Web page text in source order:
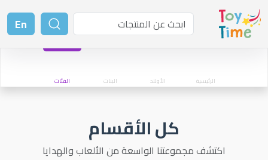
En
الرئيسية الأولاد البنات الفئات
كل الأقسام
اكتشف مجموعتنا الواسعة من الألعاب والهدايا